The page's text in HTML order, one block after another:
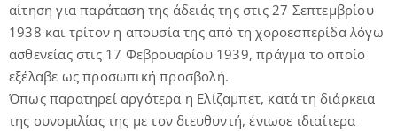
αίτηση για παράταση της άδειάς της στις 27 Σεπτεμβρίου
1938 και τρίτον η απουσία της από τη χοροεσπερίδα λόγω
ασθενείας στις 17 Φεβρουαρίου 1939, πράγμα το οποίο
εξέλαβε ως προσωπική προσβολή.
Όπως παρατηρεί αργότερα η Ελίζαμπετ, κατά τη διάρκεια
της συνομιλίας της με τον διευθυντή, ένιωσε ιδιαίτερα